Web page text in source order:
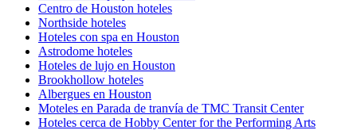
Centro de Houston hoteles
Northside hoteles
Hoteles con spa en Houston
Astrodome hoteles
Hoteles de lujo en Houston
Brookhollow hoteles
Albergues en Houston
Moteles en Parada de tranvía de TMC Transit Center
Hoteles cerca de Hobby Center for the Performing Arts